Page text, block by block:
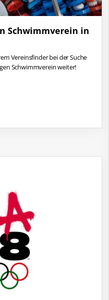
Schwimmverein in
Vereinsfinder bei der Suche
Schwimmverein weiter!